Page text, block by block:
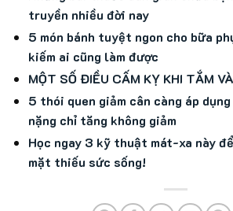
truyền nhiều đời nay
5 món bánh tuyệt ngon cho bữa
kiếm ai cũng làm được
MỘT SỐ ĐIỀU CẤM KỴ KHI TẮM
5 thói quen giảm cân càng áp
nặng chỉ tăng không giảm
Học ngay 3 kỹ thuật mát-xa này
mặt thiếu sức sống!